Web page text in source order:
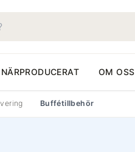
NÄRPRODUCERAT OM OSS
Buffétillbehör